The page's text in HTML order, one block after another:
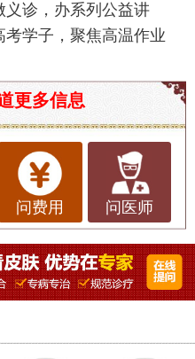
诊，办系列公益讲
学子，聚焦高温作业
专业
状，可能由多种因素
干燥、内分泌失调
不仅带来身体上的不
活质量。因此，了解
其影响因素，对于选
重要。
伴随有抓挠的冲动。
身性的。常见的引发
更多信息
问费用 问医师